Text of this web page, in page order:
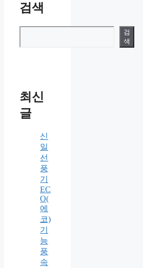
검색
검
색
최신
글
신
일
선
풍
기
EC
O(
에
코)
기
능
풍
속